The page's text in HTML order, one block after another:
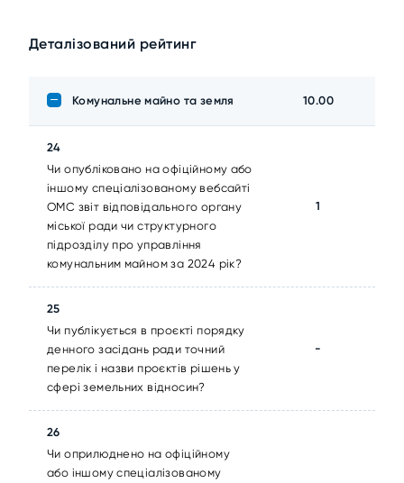
Деталізований рейтинг
Комунальне майно та земля 10.00
24
Чи опубліковано на офіційному або
іншому спеціалізованому вебсайті
ОМС звіт відповідального органу
міської ради чи структурного
підрозділу про управління
комунальним майном за 2024 рік?
1
25
Чи публікується в проєкті порядку
денного засідань ради точний
перелік і назви проєктів рішень у
сфері земельних відносин?
-
26
Чи оприлюднено на офіційному
або іншому спеціалізованому